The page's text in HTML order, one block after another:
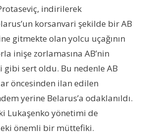
indirilerek
korsanvari şekilde bir AB
gitmekte olan yolcu uçağının
inişe zorlamasına AB’nin
sert oldu. Bu nedenle AB
öncesinden ilan edilen
yerine Belarus’a odaklanıldı.
Lukaşenko yönetimi de
önemli bir müttefiki.